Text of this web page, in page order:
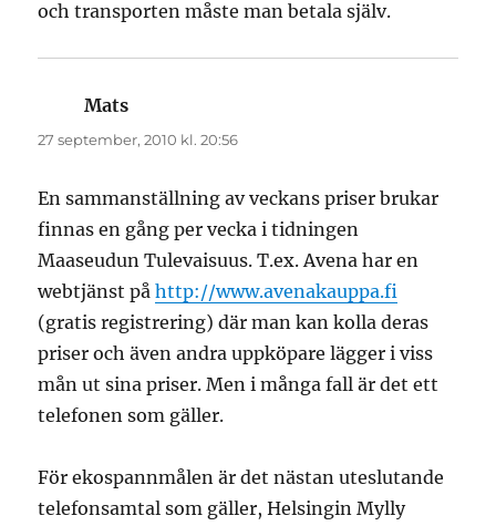
och transporten måste man betala själv.
Mats
27 september, 2010 kl. 20:56
En sammanställning av veckans priser brukar
finnas en gång per vecka i tidningen
Maaseudun Tulevaisuus. T.ex. Avena har en
webtjänst påhttp://www.avenakauppa.fi
(gratis registrering) där man kan kolla deras
priser och även andra uppköpare lägger i viss
mån ut sina priser. Men i många fall är det ett
telefonen som gäller.
För ekospannmålen är det nästan uteslutande
telefonsamtal som gäller, Helsingin Mylly